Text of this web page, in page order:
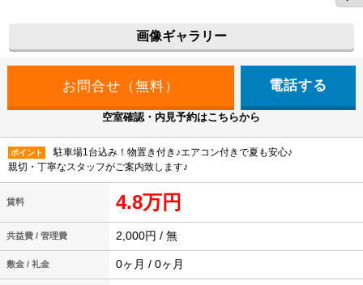
画像ギャラリー
電話する
空室確認・内見予約はこちらから
ポイント
駐車場1台込み！物置き付き♪エアコン付きで夏も安心♪
親切・丁寧なスタッフがご案内致します♪
賃料 4.8万円
共益費 / 管理費 2,000円 / 無
敷金 / 礼金 0ヶ月 / 0ヶ月